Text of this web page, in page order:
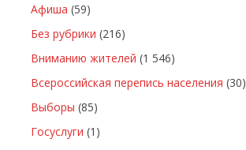
Афиша (59)
Без рубрики (216)
Вниманию жителей (1 546)
Всероссийская перепись населения (30)
Выборы (85)
Госуслуги (1)